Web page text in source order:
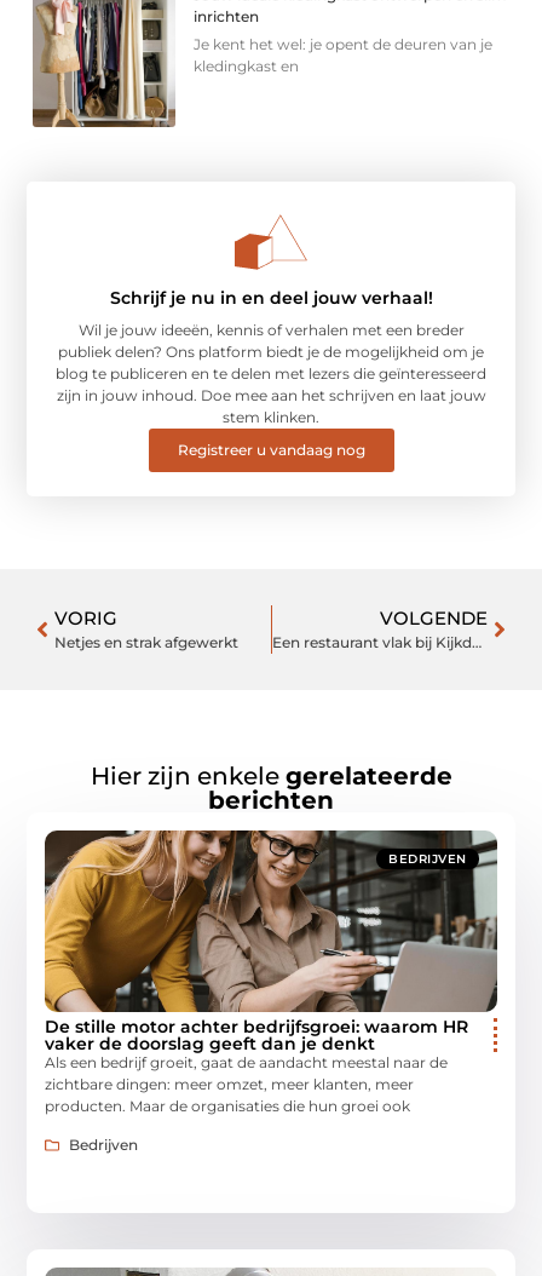
inrichten
Je kent het wel: je opent de deuren van je
kledingkast en
Schrijf je nu in en deel jouw verhaal!
Wil je jouw ideeën, kennis of verhalen met een breder
publiek delen? Ons platform biedt je de mogelijkheid om je
blog te publiceren en te delen met lezers die geïnteresseerd
zijn in jouw inhoud. Doe mee aan het schrijven en laat jouw
stem klinken.
Registreer u vandaag nog
VORIG
Netjes en strak afgewerkt
VOLGENDE
Een restaurant vlak bij Kijkduin voor een onvergetelijke avond
Hier zijn enkele gerelateerde
berichten
BEDRIJVEN
De stille motor achter bedrijfsgroei: waarom HR
vaker de doorslag geeft dan je denkt
Als een bedrijf groeit, gaat de aandacht meestal naar de
zichtbare dingen: meer omzet, meer klanten, meer
producten. Maar de organisaties die hun groei ook
Bedrijven